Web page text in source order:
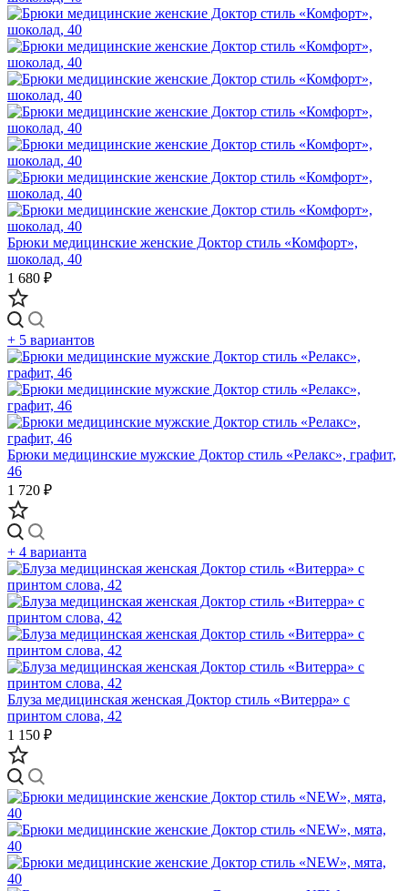
Брюки медицинские женские Доктор стиль «Комфорт»,
шоколад, 40
1 680 ₽
+ 5 вариантов
Брюки медицинские мужские Доктор стиль «Релакс», графит,
46
1 720 ₽
+ 4 варианта
Блуза медицинская женская Доктор стиль «Витерра» с
принтом слова, 42
1 150 ₽